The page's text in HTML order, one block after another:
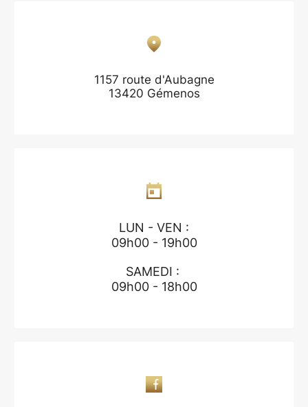
1157 route d'Aubagne
13420 Gémenos
LUN - VEN :
09h00 - 19h00
SAMEDI :
09h00 - 18h00